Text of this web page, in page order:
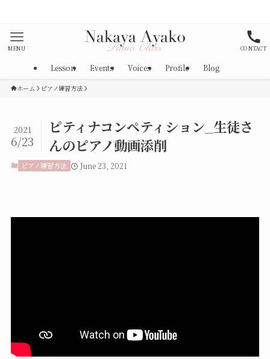
CONTACT
MENU
Lesson Events Voices Profile Blog
ホーム ピアノ練習方法
ピティナコンペティション_生徒さ
んのピアノ動画添削
2021
6/23
ピアノ練習方法 June 23, 2021